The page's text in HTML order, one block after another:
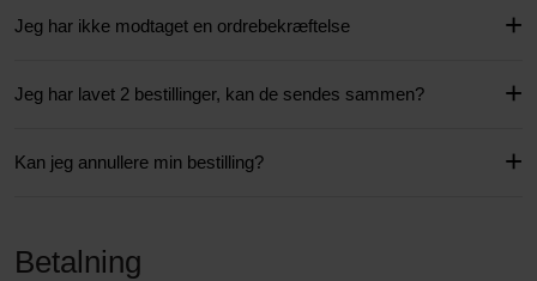
Jeg har ikke modtaget en ordrebekræftelse
Jeg har lavet 2 bestillinger, kan de sendes sammen?
Kan jeg annullere min bestilling?
Betalning